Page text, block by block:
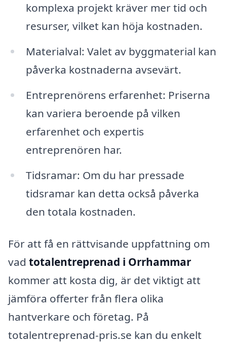
komplexa projekt kräver mer tid och
resurser, vilket kan höja kostnaden.
Materialval: Valet av byggmaterial kan
påverka kostnaderna avsevärt.
Entreprenörens erfarenhet: Priserna
kan variera beroende på vilken
erfarenhet och expertis
entreprenören har.
Tidsramar: Om du har pressade
tidsramar kan detta också påverka
den totala kostnaden.
För att få en rättvisande uppfattning om
vad totalentreprenad i Orrhammar
kommer att kosta dig, är det viktigt att
jämföra offerter från flera olika
hantverkare och företag. På
totalentreprenad-pris.se kan du enkelt